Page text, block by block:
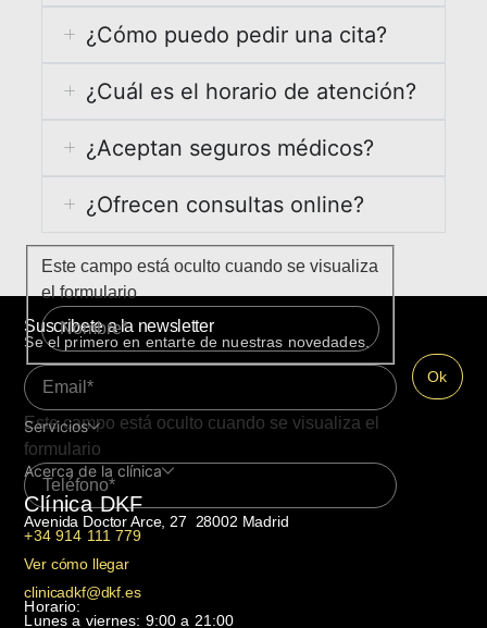
¿Cómo puedo pedir una cita?
¿Cuál es el horario de atención?
¿Aceptan seguros médicos?
¿Ofrecen consultas online?
Clínica DKF
Avenida Doctor Arce, 27 28002 Madrid
+34 914 111 779
Ver cómo llegar
clinicadkf@dkf.es
Horario:
Lunes a viernes: 9:00 a 21:00
Suscribete a la newsletter
Se el primero en entarte de nuestras novedades.
Este campo está oculto cuando se visualiza
el formulario
Este campo está oculto cuando se visualiza el
formulario
Servicios
Acerca de la clínica